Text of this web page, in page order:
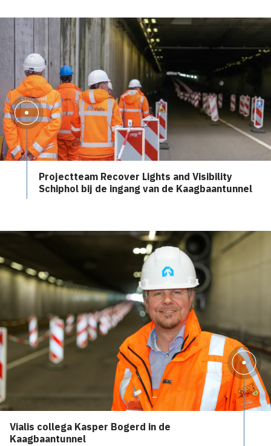
Projectteam Recover Lights and Visibility
Schiphol bij de ingang van de Kaagbaantunnel
Vialis collega Kasper Bogerd in de
Kaagbaantunnel